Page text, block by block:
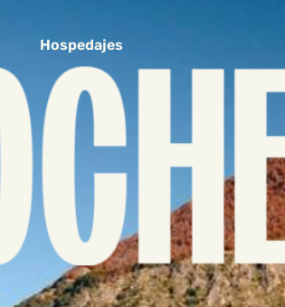
Hospedajes